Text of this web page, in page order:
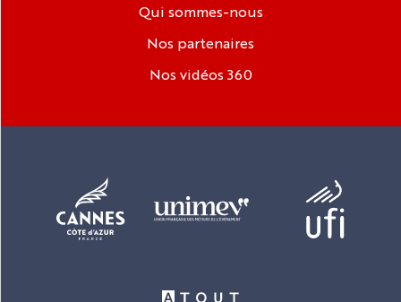
Qui sommes-nous
Nos partenaires
Nos vidéos 360